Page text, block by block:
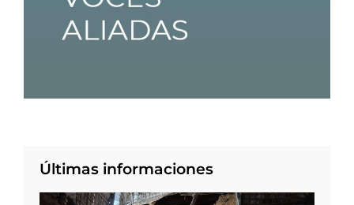
Últimas informaciones